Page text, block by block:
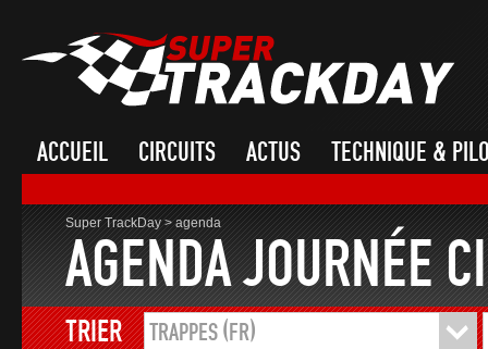
ACCUEIL CIRCUITS ACTUS TECHNIQUE &
Super TrackDay>agenda
AGENDA JOURNÉE
TRIER TRAPPES (FR)